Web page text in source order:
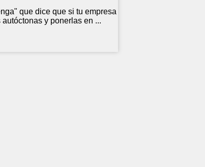
que dice que si tu empresa
autóctonas y ponerlas en ...